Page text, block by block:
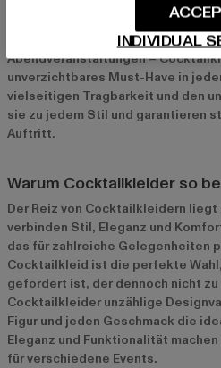
und bieten die perfekte Balance
für Hochzeiten, Dinner-Partys
Abendveranstaltungen –
unverzichtbares Must-Have in
vielseitigen Tragbarkeit und den
sie zu jedem Stil und garantieren
Auftritt.
Warum Cocktailkleider so
Der Reiz von Cocktailkleidern
verbinden Stil, Eleganz und
das für zahlreiche Gelegenheiten
Cocktailkleid ist die perfekte
gefordert ist, der dennoch nicht
Cocktailkleider unzählige
Figur und jeden Geschmack die
Eleganz und Funktionalität
für verschiedene Events.
INDIVIDUAL